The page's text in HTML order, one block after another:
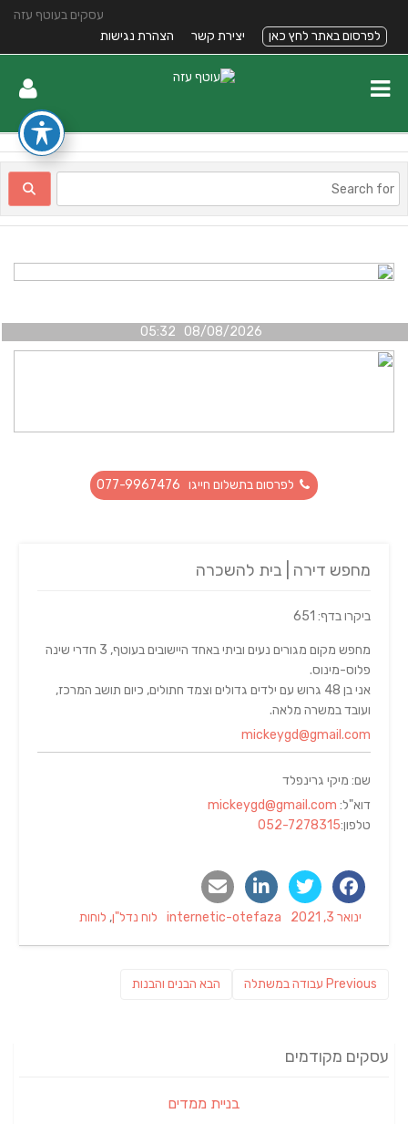
עסקים בעוטף עזה
לפרסום באתר לחץ כאן
יצירת קשר הצהרת נגישות
08/08/2026 05:32
לפרסום בתשלום חייגו 077-9967476
מחפש דירה | בית להשכרה
ביקרו בדף: 651
מחפש מקום מגורים נעים וביתי באחד היישובים בעוטף, 3 חדרי שינה
פלוס-מינוס.
אני בן 48 גרוש עם ילדים גדולים וצמד חתולים, כיום תושב המרכז,
ועובד במשרה מלאה.
mickeygd@gmail.com
שם: מיקי גרינפלד
דוא"ל: mickeygd@gmail.com
טלפון:052-7278315
Posted
ינואר 3, 2021 Author
internetic-otefaza
Categories
לוח נדל"ן, לוחות
Previous
Previous
עבודה במשתלה הבא פוסט
הבנים והבנות
עסקים מקודמים
בניית ממדים